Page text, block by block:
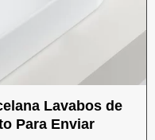
Lavabos de
Para Enviar